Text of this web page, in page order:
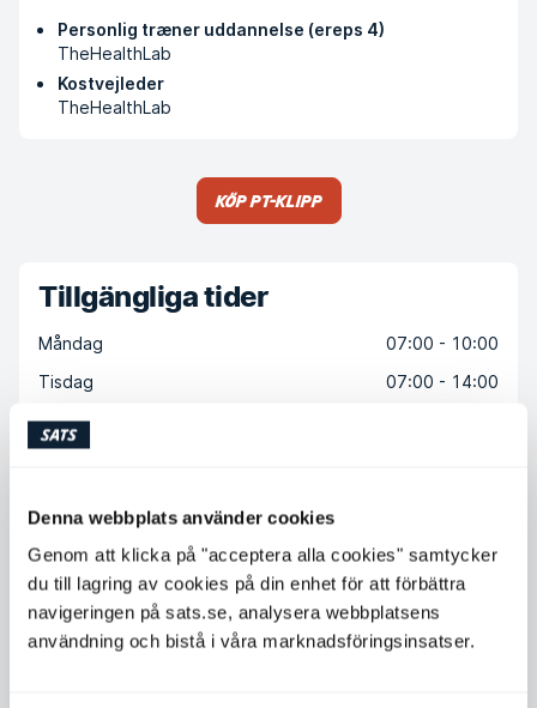
Denna webbplats använder cookies
Genom att klicka på "acceptera alla cookies" samtycker
du till lagring av cookies på din enhet för att förbättra
navigeringen på sats.se, analysera webbplatsens
användning och bistå i våra marknadsföringsinsatser.
Personlig træner uddannelse (ereps 4)
TheHealthLab
Kostvejleder
TheHealthLab
Köp PT-klipp
Tillgängliga tider
Måndag
07:00 - 10:00
Tisdag
07:00 - 14:00
Onsdag
Fredag
Lördag
Ej tillgänglig
Söndag
07:00 - 13:00